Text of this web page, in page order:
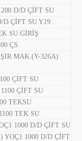
D/D ÇİFT SU
D ÇİFT SU Y19
SU GİRİŞ
ÇS
MAK.(Y-326A)
ÇİFT SU
ÇİFT SU
TEKSU
TEK SU
1000 D/D ÇİFT SU
YOÇ1 1000 D/D ÇİFT